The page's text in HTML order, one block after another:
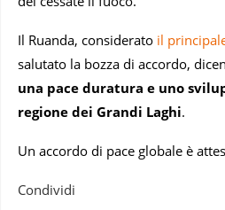
Il Ruanda, considerato il
salutato la bozza di accordo,
una pace duratura e uno
regione dei Grandi Laghi.
Un accordo di pace globale è
Condividi